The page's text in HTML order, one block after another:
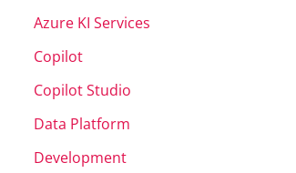
Azure KI Services
Copilot
Copilot Studio
Data Platform
Development